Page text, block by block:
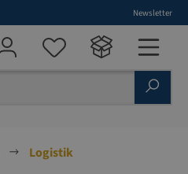
Newsletter
Logistik